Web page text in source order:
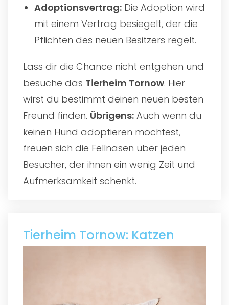
Adoptionsvertrag: Die Adoption wird
mit einem Vertrag besiegelt, der die
Pflichten des neuen Besitzers regelt.
Lass dir die Chance nicht entgehen und
besuche das Tierheim Tornow. Hier
wirst du bestimmt deinen neuen besten
Freund finden. Übrigens: Auch wenn du
keinen Hund adoptieren möchtest,
freuen sich die Fellnasen über jeden
Besucher, der ihnen ein wenig Zeit und
Aufmerksamkeit schenkt.
Tierheim Tornow: Katzen